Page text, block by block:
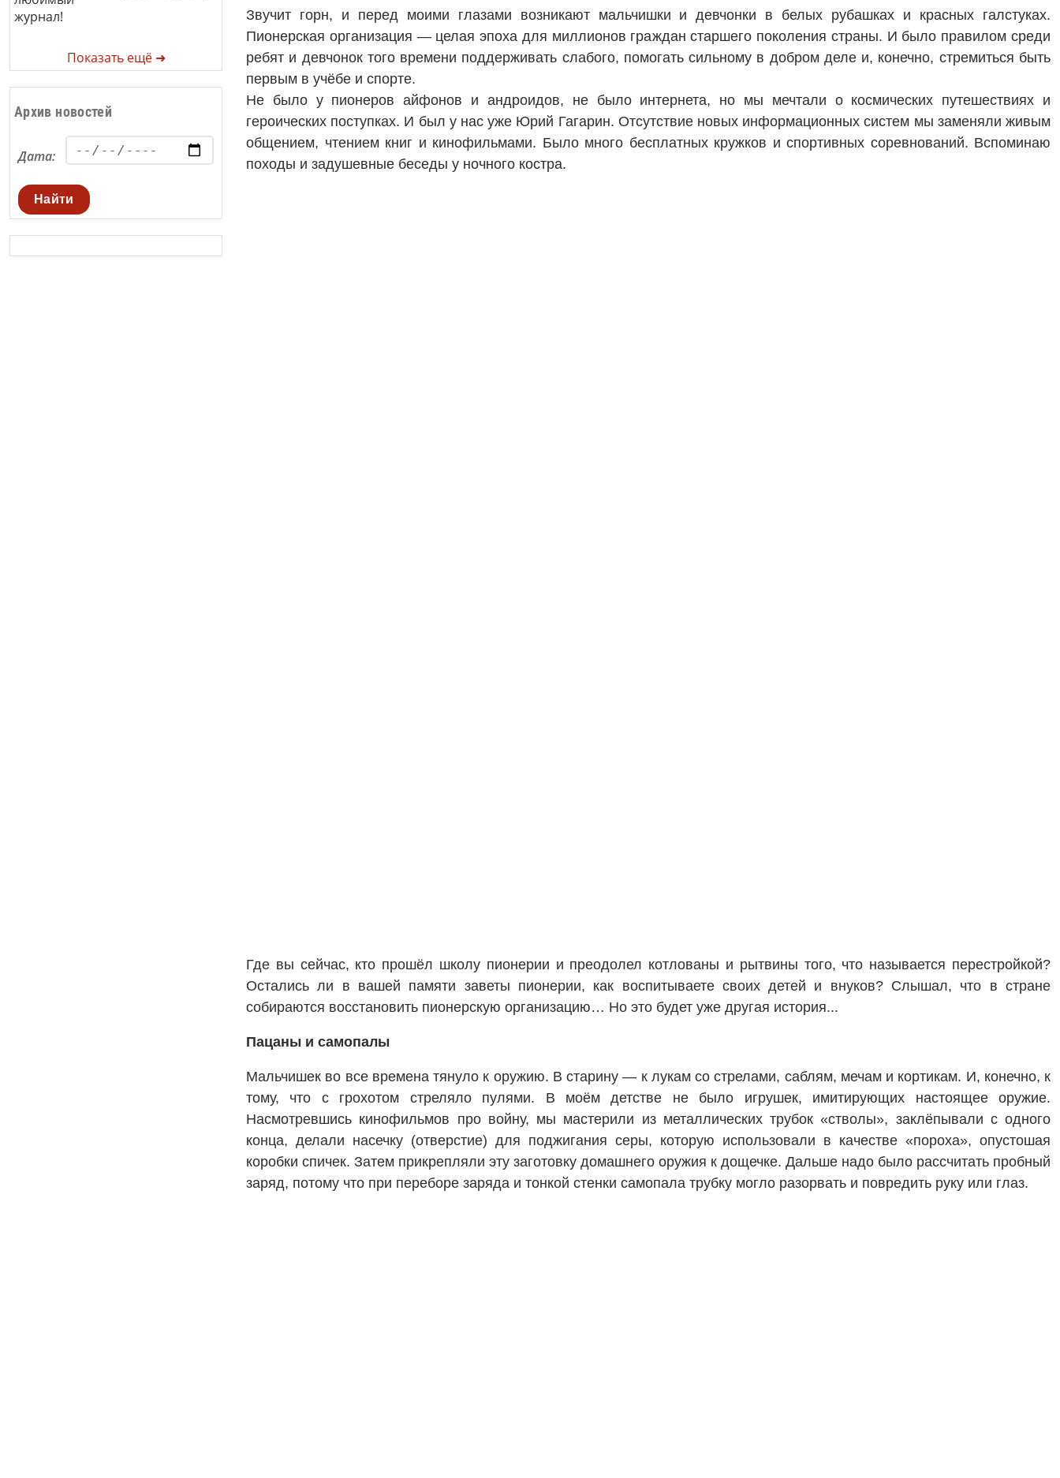
Показать ещё ➜
Архив новостей
Дата:
Найти
Звучит горн, и перед моими глазами возникают мальчишки и девчонки в белых рубашках и красных галстуках.
Пионерская организация — целая эпоха для миллионов граждан старшего поколения страны. И было правилом среди
ребят и девчонок того времени поддерживать слабого, помогать сильному в добром деле и, конечно, стремиться быть
первым в учёбе и спорте.
Не было у пионеров айфонов и андроидов, не было интернета, но мы мечтали о космических путешествиях и
героических поступках. И был у нас уже Юрий Гагарин. Отсутствие новых информационных систем мы заменяли живым
общением, чтением книг и кинофильмами. Было много бесплатных кружков и спортивных соревнований. Вспоминаю
походы и задушевные беседы у ночного костра.
Где вы сейчас, кто прошёл школу пионерии и преодолел котлованы и рытвины того, что называется перестройкой?
Остались ли в вашей памяти заветы пионерии, как воспитываете своих детей и внуков? Слышал, что в стране
собираются восстановить пионерскую организацию… Но это будет уже другая история...
Пацаны и самопалы
Мальчишек во все времена тянуло к оружию. В старину — к лукам со стрелами, саблям, мечам и кортикам. И, конечно, к
тому, что с грохотом стреляло пулями. В моём детстве не было игрушек, имитирующих настоящее оружие.
Насмотревшись кинофильмов про войну, мы мастерили из металлических трубок «стволы», заклёпывали с одного
конца, делали насечку (отверстие) для поджигания серы, которую использовали в качестве «пороха», опустошая
коробки спичек. Затем прикреп­ляли эту заготовку домашнего оружия к дощечке. Дальше надо было рассчитать пробный
заряд, потому что при переборе заряда и тонкой стенки самопала трубку могло разорвать и повредить руку или глаз.